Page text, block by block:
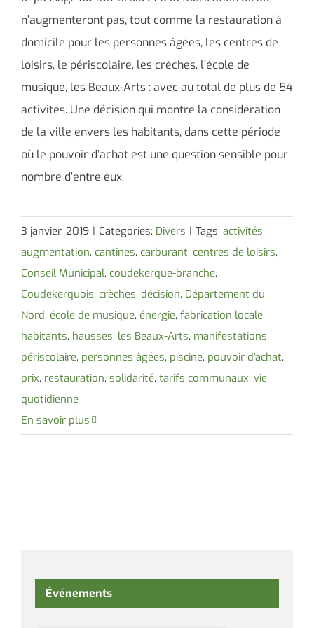
n’augmenteront pas, tout comme la restauration à
domicile pour les personnes âgées, les centres de
loisirs, le périscolaire, les crèches, l’école de
musique, les Beaux-Arts : avec au total de plus de 54
activités. Une décision qui montre la considération
de la ville envers les habitants, dans cette période
où le pouvoir d’achat est une question sensible pour
nombre d’entre eux.
3 janvier, 2019 | Categories: Divers | Tags: activités,
augmentation, cantines, carburant, centres de loisirs,
Conseil Municipal, coudekerque-branche,
Coudekerquois, crèches, décision, Département du
Nord, école de musique, énergie, fabrication locale,
habitants, hausses, les Beaux-Arts, manifestations,
périscolaire, personnes âgées, piscine, pouvoir d'achat,
prix, restauration, solidarité, tarifs communaux, vie
quotidienne
En savoir plus
Événements